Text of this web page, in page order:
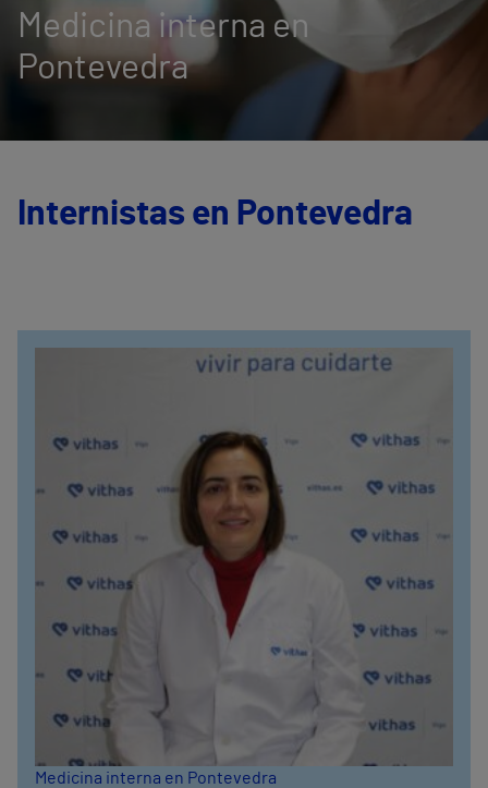
Medicina interna en
Pontevedra
Internistas en Pontevedra
Medicina interna en Pontevedra